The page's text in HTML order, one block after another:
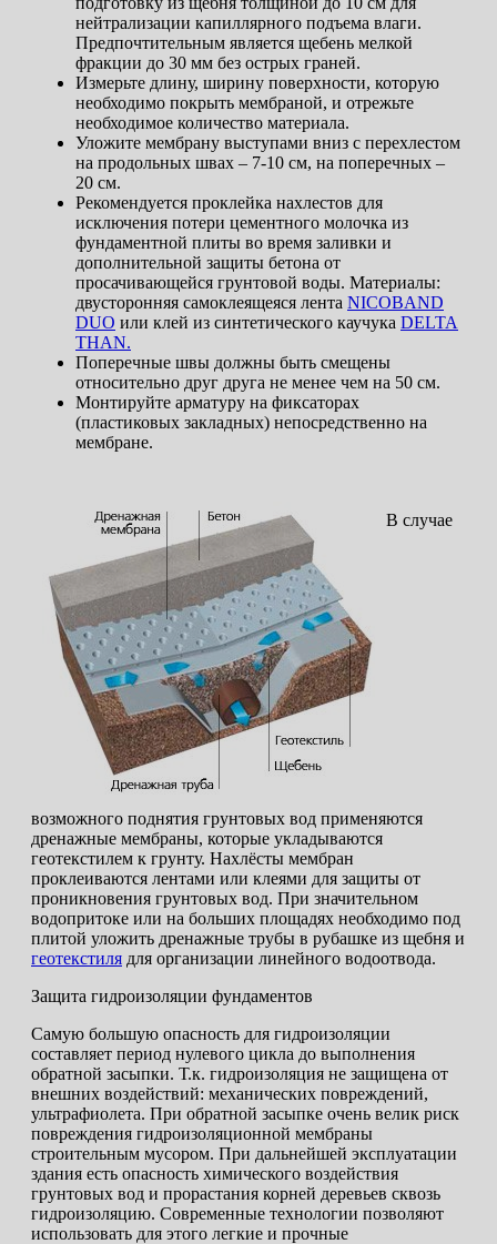
нейтрализации капиллярного подъема влаги.
Предпочтительным является щебень мелкой
фракции до 30 мм без острых граней.
Измерьте длину, ширину поверхности, которую
необходимо покрыть мембраной, и отрежьте
необходимое количество материала.
Уложите мембрану выступами вниз с перехлестом
на продольных швах – 7-10 см, на поперечных –
20 см.
Рекомендуется проклейка нахлестов для
исключения потери цементного молочка из
фундаментной плиты во время заливки и
дополнительной защиты бетона от
просачивающейся грунтовой воды. Материалы:
двусторонняя самоклеящеяся лента NICOBAND
DUO или клей из синтетического каучука DELTA
THAN.
Поперечные швы должны быть смещены
относительно друг друга не менее чем на 50 см.
Монтируйте арматуру на фиксаторах
(пластиковых закладных) непосредственно на
мембране.
В случае
возможного поднятия грунтовых вод применяются
дренажные мембраны, которые укладываются
геотекстилем к грунту. Нахлёсты мембран
проклеиваются лентами или клеями для защиты от
проникновения грунтовых вод. При значительном
водопритоке или на больших площадях необходимо под
плитой уложить дренажные трубы в рубашке из щебня и
геотекстиля для организации линейного водоотвода.
Защита гидроизоляции фундаментов
Самую большую опасность для гидроизоляции
составляет период нулевого цикла до выполнения
обратной засыпки. Т.к. гидроизоляция не защищена от
внешних воздействий: механических повреждений,
ультрафиолета. При обратной засыпке очень велик риск
повреждения гидроизоляционной мембраны
строительным мусором. При дальнейшей эксплуатации
здания есть опасность химического воздействия
грунтовых вод и прорастания корней деревьев сквозь
гидроизоляцию. Современные технологии позволяют
использовать для этого легкие и прочные